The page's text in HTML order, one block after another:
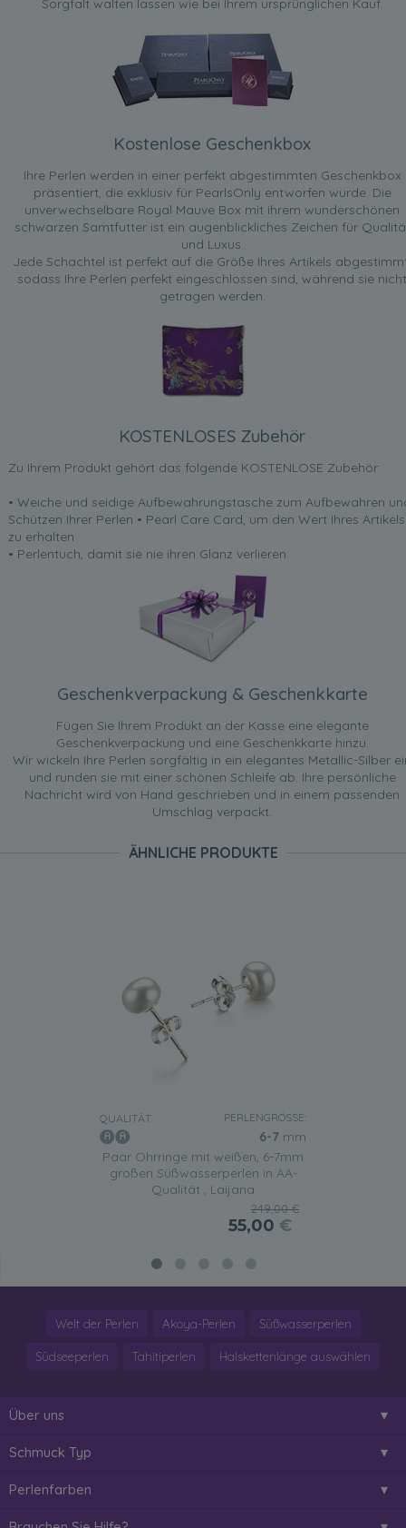
Sorgfalt walten lassen wie bei Ihrem ursprünglichen Kauf.
Kostenlose Geschenkbox
Ihre Perlen werden in einer perfekt abgestimmten Geschenkbox
präsentiert, die exklusiv für PearlsOnly entworfen wurde. Die
unverwechselbare Royal Mauve Box mit ihrem wunderschönen
schwarzen Samtfutter ist ein augenblickliches Zeichen für
und Luxus.
Jede Schachtel ist perfekt auf die Größe Ihres Artikels
sodass Ihre Perlen perfekt eingeschlossen sind, während sie nicht
getragen werden.
KOSTENLOSES Zubehör
Zu Ihrem Produkt gehört das folgende KOSTENLOSE Zubehör:
• Weiche und seidige Aufbewahrungstasche zum Aufbewahren
Schützen Ihrer Perlen • Pearl Care Card, um den Wert Ihres Artikels
zu erhalten
• Perlentuch, damit sie nie ihren Glanz verlieren.
Geschenkverpackung & Geschenkkarte
Fügen Sie Ihrem Produkt an der Kasse eine elegante
Geschenkverpackung und eine Geschenkkarte hinzu.
Wir wickeln Ihre Perlen sorgfältig in ein elegantes Metallic-Silber
und runden sie mit einer schönen Schleife ab. Ihre persönliche
Nachricht wird von Hand geschrieben und in einem passenden
Umschlag verpackt.
ÄHNLICHE PRODUKTE
QUALITÄT: PERLENGRÖSSE:
6-7 mm
Paar Ohrringe mit weißen, 6-7mm
großen Süßwasserperlen in AA-
Qualität , Laijana
249,00 €
55,00 €
Welt der Perlen Akoya-Perlen Süßwasserperlen
Südseeperlen Tahitiperlen Halskettenlänge auswählen
Über uns
Schmuck Typ
Perlenfarben